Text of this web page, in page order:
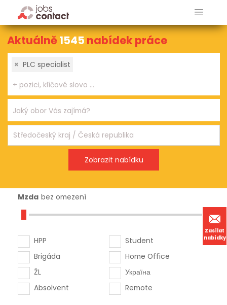
Zasílat
nabídky
Aktuálně1545 nabídek práce
× PLC specialist
Mzda bez omezení
HPP
Brigáda
ŽL
Absolvent
Student
Home Office
Україна
Remote